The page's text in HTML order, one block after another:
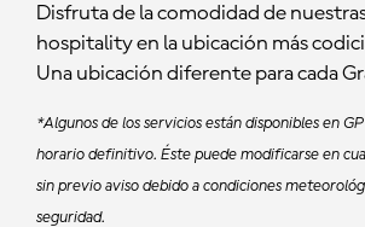
Disfruta de la comodidad de
hospitality en la ubicación más
Una ubicación diferente para cada
*Algunos de los servicios están disponibles en
horario definitivo. Éste puede modificarse en
sin previo aviso debido a condiciones
seguridad.